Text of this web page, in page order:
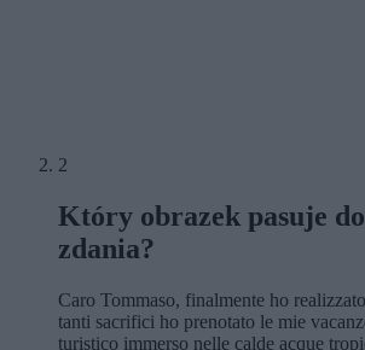
2
Który obrazek pasuje
zdania?
Caro Tommaso, finalmente ho
tanti sacrifici ho prenotato le mie
turistico immerso nelle calde acque